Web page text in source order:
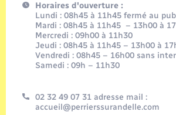
Horaires d'ouverture :
Lundi : 08h45 à 11h45 fermé au
Mardi : 08h45 à 11h45 – 13h00 à
Mercredi : 09h00 à 11h30
Jeudi : 08h45 à 11h45 – 13h00 à
Vendredi : 08h45 – 16h00 sans
Samedi : 09h – 11h30
02 32 49 07 31 adresse mail :
accueil@perrierssurandelle.com